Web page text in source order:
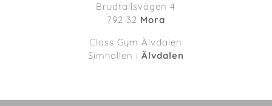
Brudtallsvägen 4
792 32 Mora
Class Gym Älvdalen
Simhallen i Älvdalen